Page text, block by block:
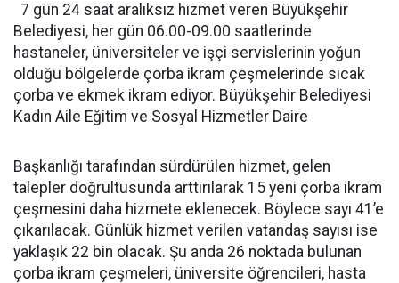
7 gün 24 saat aralıksız hizmet veren Büyükşehir
Belediyesi, her gün 06.00-09.00 saatlerinde
hastaneler, üniversiteler ve işçi servislerinin yoğun
olduğu bölgelerde çorba ikram çeşmelerinde sıcak
çorba ve ekmek ikram ediyor. Büyükşehir Belediyesi
Kadın Aile Eğitim ve Sosyal Hizmetler Daire
Başkanlığı tarafından sürdürülen hizmet, gelen
talepler doğrultusunda arttırılarak 15 yeni çorba ikram
çeşmesini daha hizmete eklenecek. Böylece sayı 41’e
çıkarılacak. Günlük hizmet verilen vatandaş sayısı ise
yaklaşık 22 bin olacak. Şu anda 26 noktada bulunan
çorba ikram çeşmeleri, üniversite öğrencileri, hasta